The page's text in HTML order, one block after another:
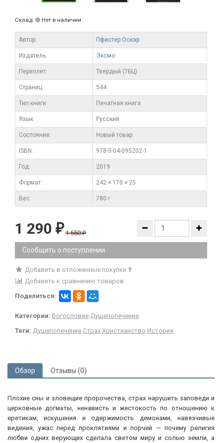
Склад: Нет в наличии
Автор: Пфистер Оскар
Издатель: Эксмо
Переплет: Твердый (7БЦ)
Cтраниц: 544
Тип книги: Печатная книга
Язык: Русский
Состояние: Новый товар
ISBN: 978-5-04-095202-1
Год: 2019
Формат: 242 × 170 × 25
Вес: 780 г
1 290 ₽ 1 550₽
Сообщить о поступлении
Добавить в отложенные покупки
Добавить к сравнению товаров
Поделиться:
Категории: Богословие Душепопечение
Теги: Душепопечение Страх Христианство История
Обзор Отзывы (0)
Плохие сны и зловещие пророчества, страх нарушить заповеди и
церковные догматы, ненависть и жестокость по отношению к
еретикам, искушения и одержимость демонами, навязчивые
видения, ужас перед проклятиями и порчей — почему религия
любви одних верующих сделала светом миру и солью земли, а